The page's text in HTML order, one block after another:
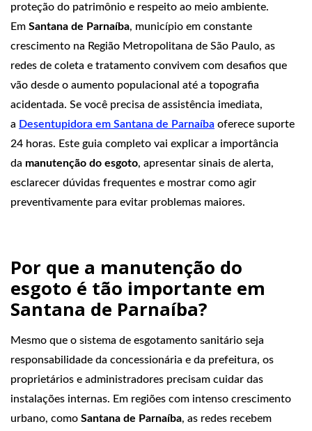
proteção do patrimônio e respeito ao meio ambiente.
Em Santana de Parnaíba, município em constante
crescimento na Região Metropolitana de São Paulo, as
redes de coleta e tratamento convivem com desafios que
vão desde o aumento populacional até a topografia
acidentada. Se você precisa de assistência imediata,
a Desentupidora em Santana de Parnaíba oferece suporte
24 horas. Este guia completo vai explicar a importância
da manutenção do esgoto, apresentar sinais de alerta,
esclarecer dúvidas frequentes e mostrar como agir
preventivamente para evitar problemas maiores.
Por que a manutenção do
esgoto é tão importante em
Santana de Parnaíba?
Mesmo que o sistema de esgotamento sanitário seja
responsabilidade da concessionária e da prefeitura, os
proprietários e administradores precisam cuidar das
instalações internas. Em regiões com intenso crescimento
urbano, como Santana de Parnaíba, as redes recebem